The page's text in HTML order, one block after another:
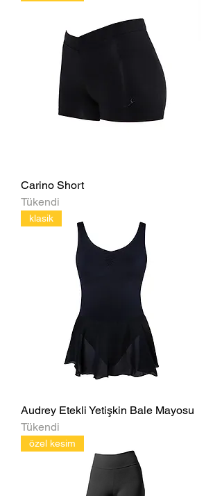
Carino Short
Tükendi
klasik
Audrey Etekli Yetişkin Bale Mayosu
Tükendi
özel kesim